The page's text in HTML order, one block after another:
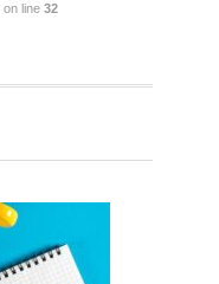
on line 32